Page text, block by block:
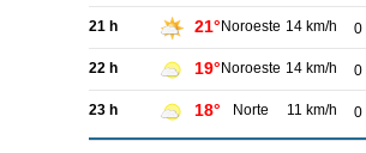
21 h 21° Noroeste 14 km/h 0
22 h 19° Noroeste 14 km/h 0
23 h 18° Norte 11 km/h 0